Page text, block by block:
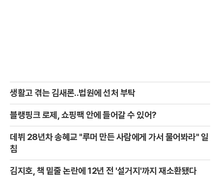
생활고 겪는 김새론..법원에 선처 부탁
블랭핑크 로제, 쇼핑팩 안에 들어갈 수 있어?
데뷔 28년차 송혜교 "루머 만든 사람에게 가서 물어봐라" 일
침
김지호, 책 밑줄 논란에 12년 전 '설거지'까지 재소환됐다